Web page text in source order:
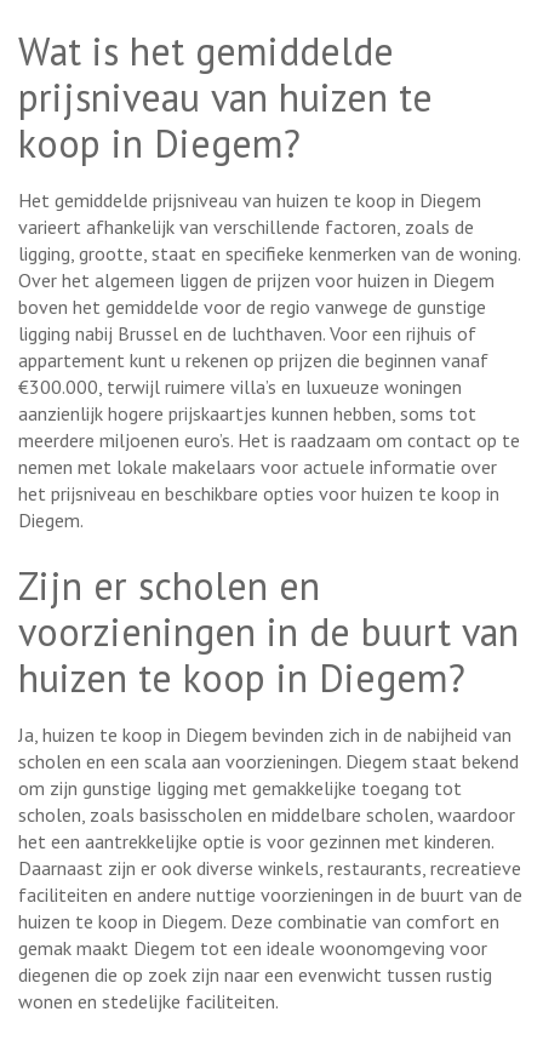
Wat is het gemiddelde
prijsniveau van huizen te
koop in Diegem?
Het gemiddelde prijsniveau van huizen te koop in Diegem
varieert afhankelijk van verschillende factoren, zoals de
ligging, grootte, staat en specifieke kenmerken van de woning.
Over het algemeen liggen de prijzen voor huizen in Diegem
boven het gemiddelde voor de regio vanwege de gunstige
ligging nabij Brussel en de luchthaven. Voor een rijhuis of
appartement kunt u rekenen op prijzen die beginnen vanaf
€300.000, terwijl ruimere villa’s en luxueuze woningen
aanzienlijk hogere prijskaartjes kunnen hebben, soms tot
meerdere miljoenen euro’s. Het is raadzaam om contact op te
nemen met lokale makelaars voor actuele informatie over
het prijsniveau en beschikbare opties voor huizen te koop in
Diegem.
Zijn er scholen en
voorzieningen in de buurt van
huizen te koop in Diegem?
Ja, huizen te koop in Diegem bevinden zich in de nabijheid van
scholen en een scala aan voorzieningen. Diegem staat bekend
om zijn gunstige ligging met gemakkelijke toegang tot
scholen, zoals basisscholen en middelbare scholen, waardoor
het een aantrekkelijke optie is voor gezinnen met kinderen.
Daarnaast zijn er ook diverse winkels, restaurants, recreatieve
faciliteiten en andere nuttige voorzieningen in de buurt van de
huizen te koop in Diegem. Deze combinatie van comfort en
gemak maakt Diegem tot een ideale woonomgeving voor
diegenen die op zoek zijn naar een evenwicht tussen rustig
wonen en stedelijke faciliteiten.